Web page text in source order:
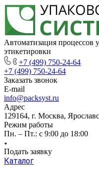
Автоматизация процессов
этикетировки
+7 (499) 750-24-64
+7 (499) 750-24-64
Заказать звонок
E-mail
info@packsyst.ru
Адрес
129164, г. Москва,
Режим работы
Пн. – Пт.: с 9:00 до 18:00
Подать заявку
Каталог